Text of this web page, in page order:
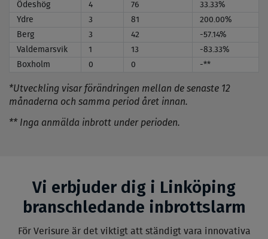
Ödeshög
4 76
33.33%
Ydre
3 81
200.00%
Berg
3 42
-57.14%
Valdemarsvik
1 13
-83.33%
Boxholm
0 0 -**
*Utveckling visar förändringen mellan de senaste 12
månaderna och samma period året innan.
** Inga anmälda inbrott under perioden.
Vi erbjuder dig i Linköping
branschledande inbrottslarm
För Verisure är det viktigt att ständigt vara innovativa